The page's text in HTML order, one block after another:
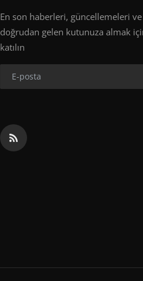
En son haberleri, güncellemeleri
doğrudan gelen kutunuza almak
katılın